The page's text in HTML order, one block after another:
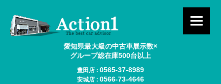
愛知県最大級の中古車展示数×
グループ総在庫500台以上
豊田店 : 0565-37-8989
安城店 : 0566-73-4646